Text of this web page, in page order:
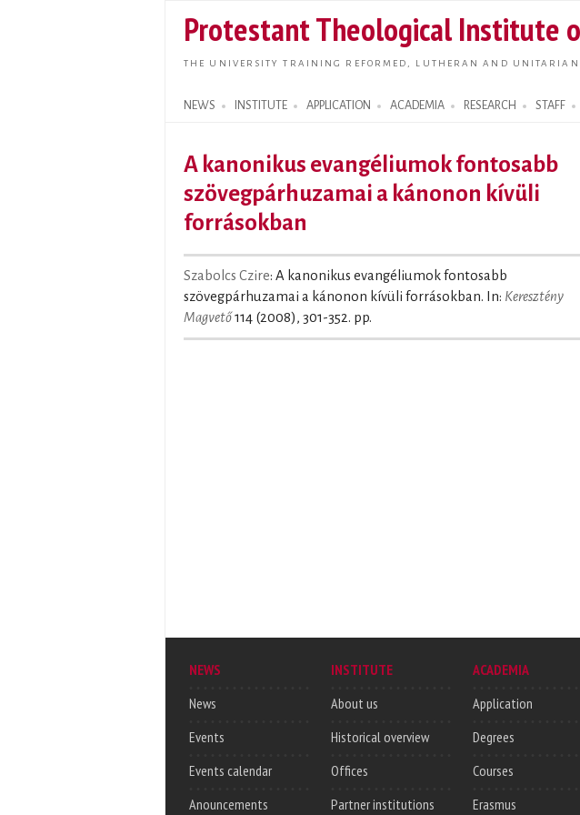
main
content
Protestant Theological Institute
THE UNIVERSITY TRAINING REFORMED, LUTHERAN AND
NEWS INSTITUTE APPLICATION ACADEMIA RESEARCH STAFF
Search form
A kanonikus evangéliumok fontosabb
szövegpárhuzamai a kánonon kívüli
forrásokban
Szabolcs Czire: A kanonikus evangéliumok fontosabb
szövegpárhuzamai a kánonon kívüli forrásokban. In: Keresztény
Magvető114 (2008), 301-352. pp.
NEWS
News
Events
Events calendar
Anouncements
INSTITUTE
About us
Historical overview
Offices
Partner institutions
ACADEMIA
Application
Degrees
Courses
Erasmus